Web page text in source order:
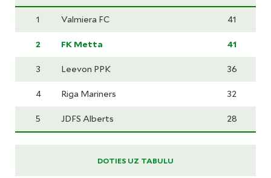
1 Valmiera FC 41
2 FK Metta 41
3 Leevon PPK 36
4 Riga Mariners 32
5 JDFS Alberts 28
DOTIES UZ TABULU